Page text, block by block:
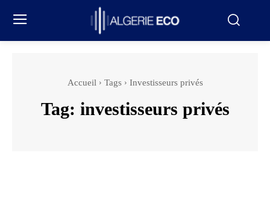
Accueil Tags Investisseurs privés
Tag: investisseurs privés